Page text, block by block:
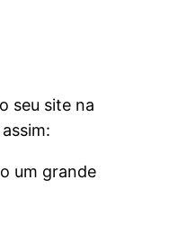
seu site na
um grande